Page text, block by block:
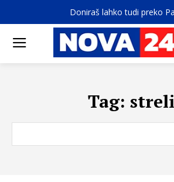
Doniraš lahko tudi preko
Tag: streli